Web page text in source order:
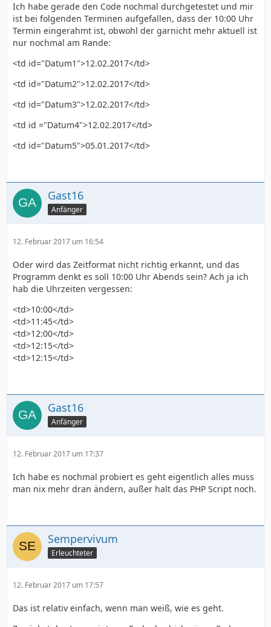
Ich habe gerade den Code nochmal durchgetestet und mir
ist bei folgenden Terminen aufgefallen, dass der 10:00 Uhr
Termin eingerahmt ist, obwohl der garnicht mehr aktuell ist
nur nochmal am Rande:
<td id="Datum1">12.02.2017</td>
<td id="Datum2">12.02.2017</td>
<td id="Datum3">12.02.2017</td>
<td id ="Datum4">12.02.2017</td>
<td id="Datum5">05.01.2017</td>
Gast16
Anfänger
12. Februar 2017 um 16:54
Oder wird das Zeitformat nicht richtig erkannt, und das
Programm denkt es soll 10:00 Uhr Abends sein? Ach ja ich
hab die Uhrzeiten vergessen:
<td>10:00</td>
<td>11:45</td>
<td>12:00</td>
<td>12:15</td>
<td>12:15</td>
Gast16
Anfänger
12. Februar 2017 um 17:37
Ich habe es nochmal probiert es geht eigentlich alles muss
man nix mehr dran ändern, außer halt das PHP Script noch.
Sempervivum
Erleuchteter
12. Februar 2017 um 17:57
Das ist relativ einfach, wenn man weiß, wie es geht.